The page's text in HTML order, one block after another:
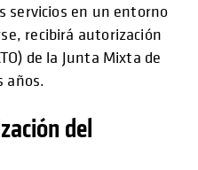
servicios en un entorno
recibirá autorización
de la Junta Mixta de
años.
del